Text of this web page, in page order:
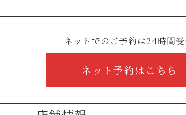
ネットでのご予約は24時間
ネット予約はこちら